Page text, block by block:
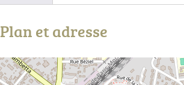
Plan et adresse